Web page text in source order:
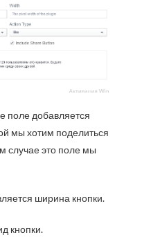
поле добавляется
мы хотим поделиться
случае это поле мы
ширина кнопки.
кнопки.